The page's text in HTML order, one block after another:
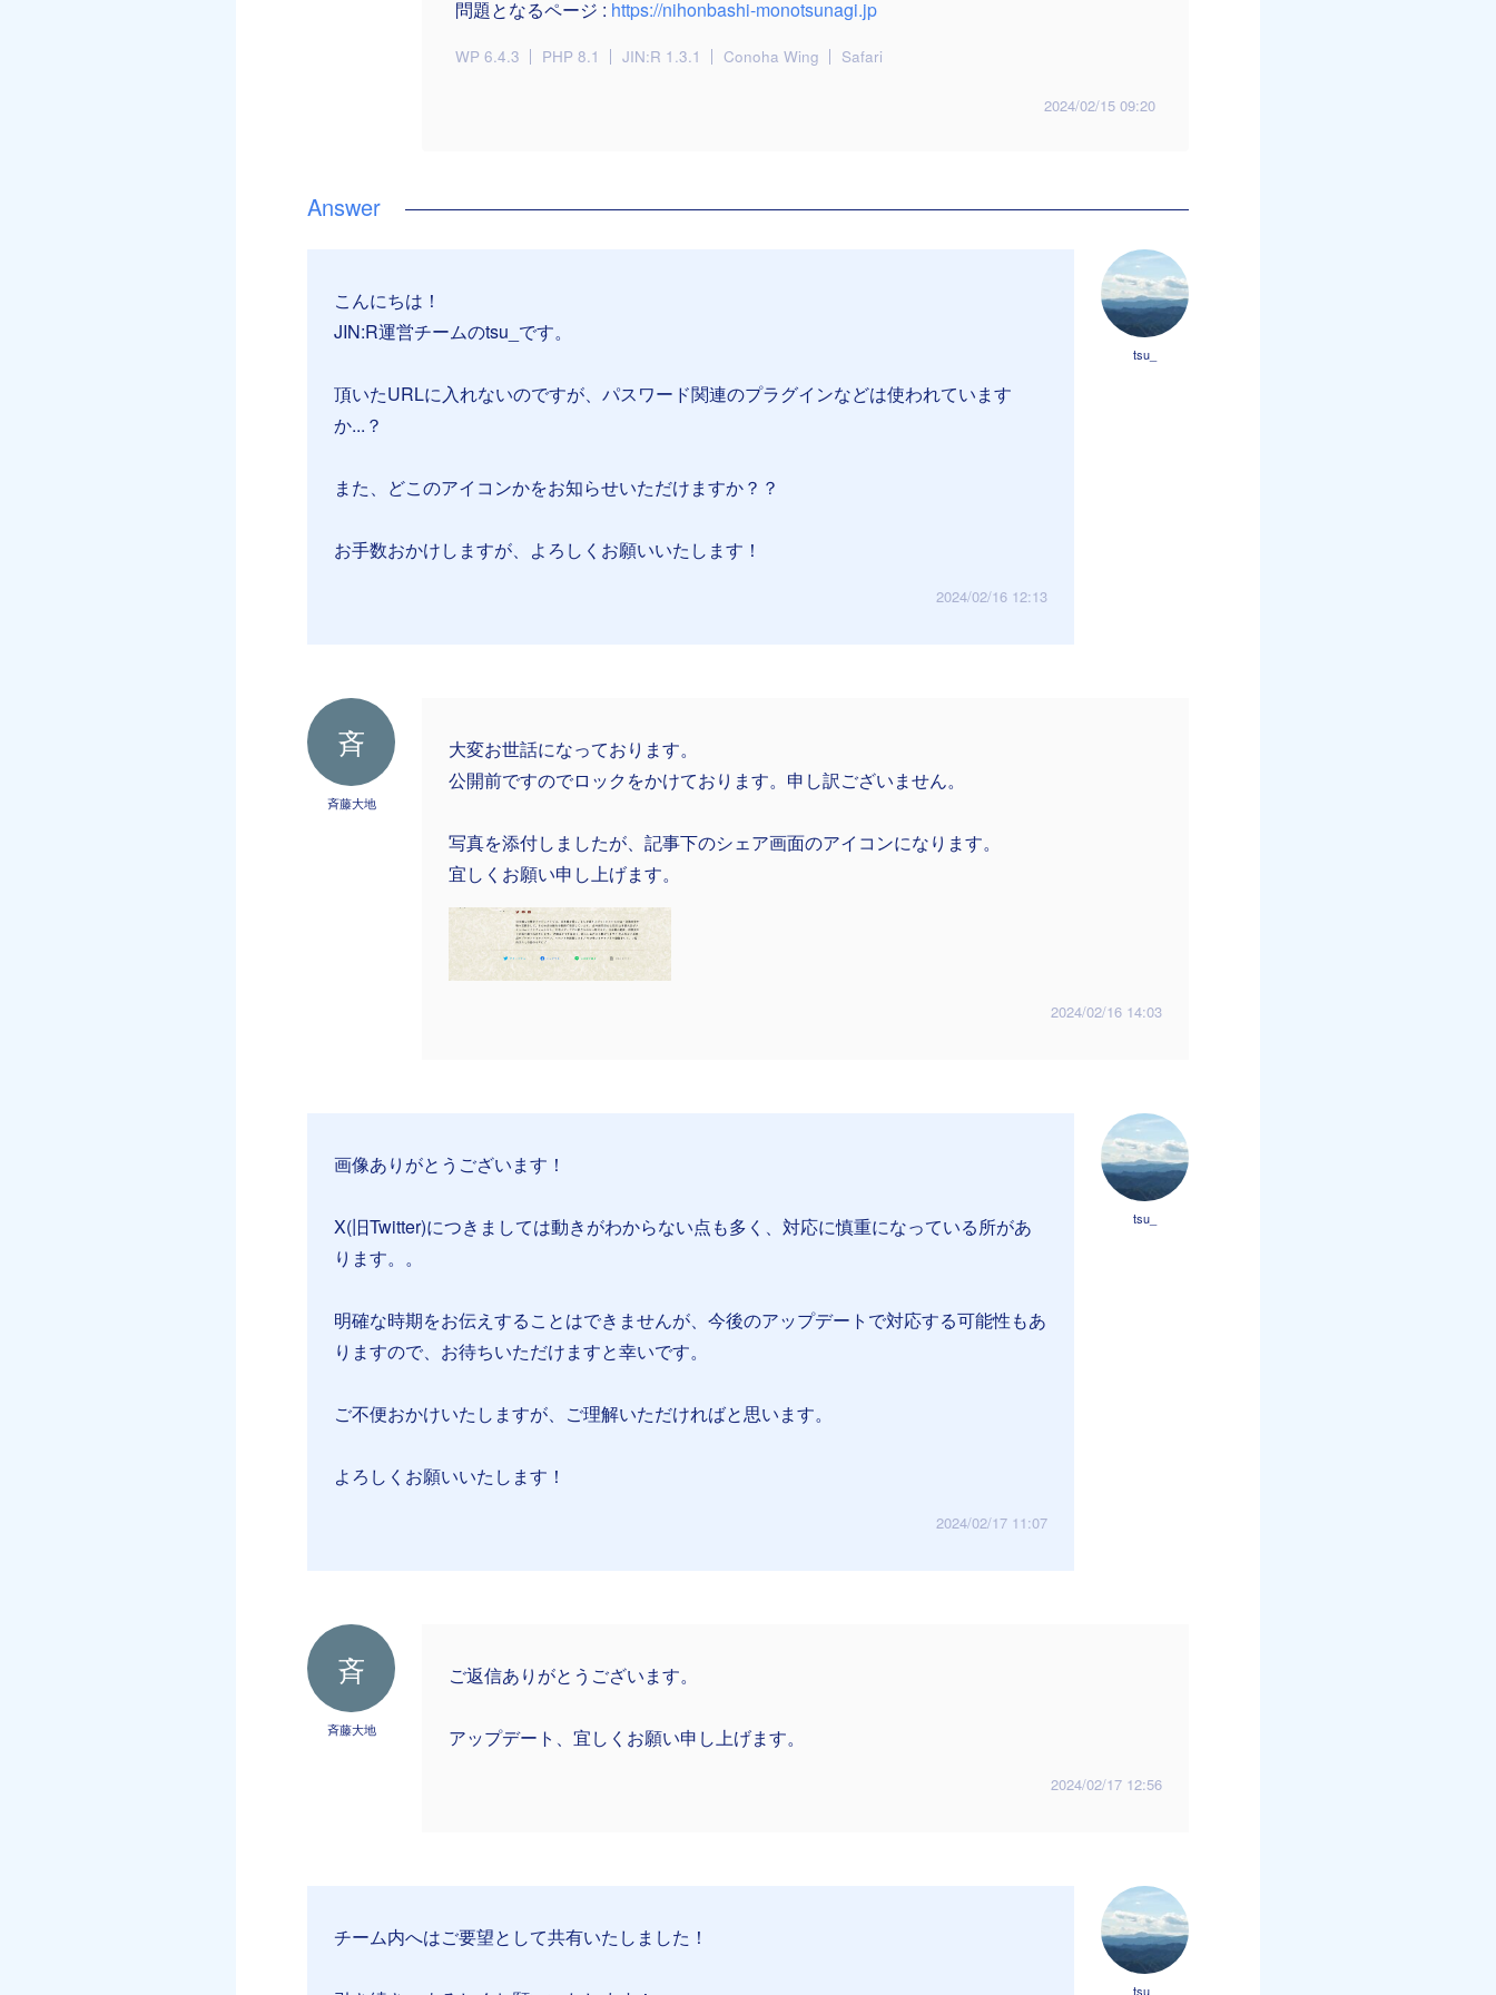
問題となるページ : https://nihonbashi-monotsunagi.jp
WP 6.4.3 PHP 8.1 JIN:R 1.3.1 Conoha Wing Safari
2024/02/15 09:20
tsu_
こんにちは！
JIN:R運営チームのtsu_です。
頂いたURLに入れないのですが、パスワード関連のプラグインなどは使われています
か...？
また、どこのアイコンかをお知らせいただけますか？？
お手数おかけしますが、よろしくお願いいたします！
2024/02/16 12:13
斉
斉藤大地
大変お世話になっております。
公開前ですのでロックをかけております。申し訳ございません。
写真を添付しましたが、記事下のシェア画面のアイコンになります。
宜しくお願い申し上げます。
2024/02/16 14:03
tsu_
画像ありがとうございます！
X(旧Twitter)につきましては動きがわからない点も多く、対応に慎重になっている所があ
ります。。
明確な時期をお伝えすることはできませんが、今後のアップデートで対応する可能性もあ
りますので、お待ちいただけますと幸いです。
ご不便おかけいたしますが、ご理解いただければと思います。
よろしくお願いいたします！
2024/02/17 11:07
斉
斉藤大地
ご返信ありがとうございます。
アップデート、宜しくお願い申し上げます。
2024/02/17 12:56
tsu_
チーム内へはご要望として共有いたしました！